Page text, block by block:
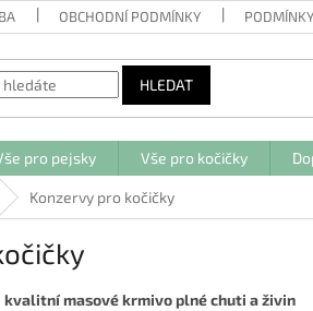
OBCHODNÍ PODMÍNKY
HLEDAT
pro pejsky Vše pro kočičky
Konzervy pro kočičky
kvalitní masové krmivo plné chuti a živin